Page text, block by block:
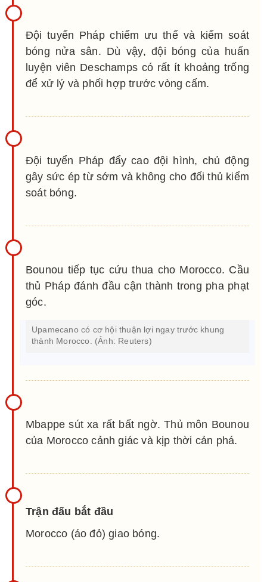
Đội tuyển Pháp chiếm ưu thế và kiểm soát
bóng nửa sân. Dù vậy, đội bóng của huấn
luyện viên Deschamps có rất ít khoảng trống
để xử lý và phối hợp trước vòng cấm.
Đội tuyển Pháp đẩy cao đội hình, chủ động
gây sức ép từ sớm và không cho đối thủ kiểm
soát bóng.
Bounou tiếp tục cứu thua cho Morocco. Cầu
thủ Pháp đánh đầu cận thành trong pha phạt
góc.
Upamecano có cơ hội thuận lợi ngay trước khung
thành Morocco. (Ảnh: Reuters)
Mbappe sút xa rất bất ngờ. Thủ môn Bounou
của Morocco cảnh giác và kịp thời cản phá.
Trận đấu bắt đầu
Morocco (áo đỏ) giao bóng.